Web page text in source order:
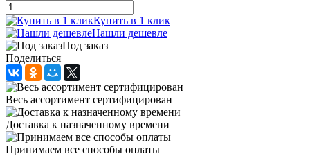
Купить в 1 клик
Нашли дешевле
Под заказ
Поделиться
Весь ассортимент сертифицирован
Доставка к назначенному времени
Принимаем все способы оплаты